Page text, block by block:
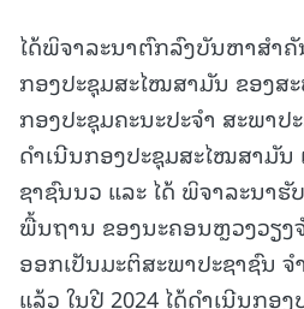
ໄດ້ພິຈາລະນາຕົກລົງບັນຫາສໍາ
ກອງປະຊຸມສະໄໝສາມັນ ຂອງສ
ກອງປະຊຸມຄະນະປະຈຳ ສະພາປ
ດໍາເນີນກອງປະຊຸມສະໄໝສາມັນ
ຊາຊົນນວ ແລະ ໄດ້ ພິຈາລະນາ
ພື້ນຖານ ຂອງນະຄອນຫຼວງວຽງ
ອອກເປັນມະຕິສະພາປະຊາຊົນ
ແລ້ວ ໃນປີ 2024 ໄດ້ດຳເນີນກອ